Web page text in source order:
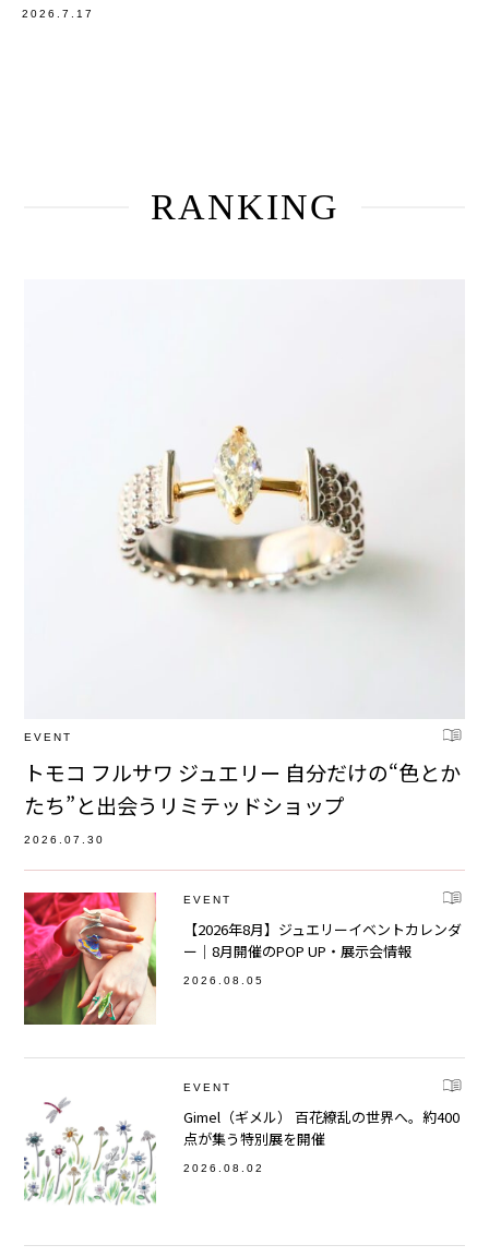
2026.7.17
RANKING
EVENT
トモコ フルサワ ジュエリー 自分だけの“色とか
たち”と出会うリミテッドショップ
2026.07.30
EVENT
【2026年8月】ジュエリーイベントカレンダ
ー｜8月開催のPOP UP・展示会情報
2026.08.05
EVENT
Gimel（ギメル） 百花繚乱の世界へ。約400
点が集う特別展を開催
2026.08.02